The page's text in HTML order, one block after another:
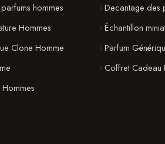
hommes
Hommes
Clone Homme
Decantage des
Échantillon
Parfum
Coffret Cadeau